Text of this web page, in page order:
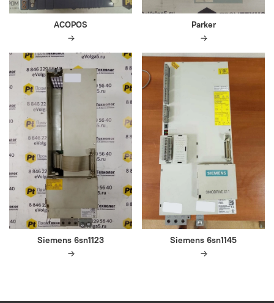
ACOPOS Parker
Siemens 6sn1123 Siemens 6sn1145